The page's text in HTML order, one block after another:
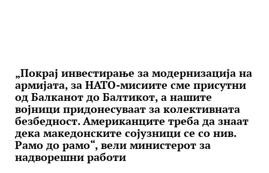
„Покрај инвестирање за модернизација на
армијата, за НАТО-мисиите сме присутни
од Балканот до Балтикот, а нашите
војници придонесуваат за колективната
безбедност. Американците треба да знаат
дека македонските сојузници се со нив.
Рамо до рамо“, вели министерот за
надворешни работи